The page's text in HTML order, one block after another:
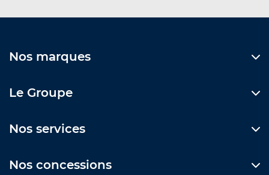
Nos marques
Le Groupe
Nos services
Nos concessions